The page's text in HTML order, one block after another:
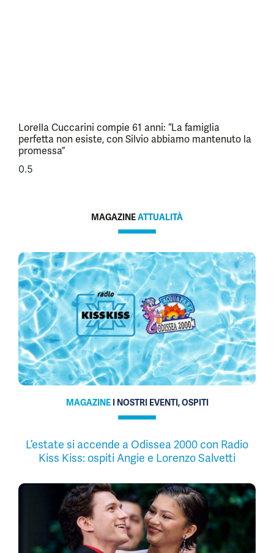
Lorella Cuccarini compie 61 anni: “La famiglia
perfetta non esiste, con Silvio abbiamo mantenuto la
promessa”
MAGAZINEATTUALITÀ
MAGAZINE I NOSTRI EVENTI, OSPITI
L’estate si accende a Odissea 2000 con Radio
Kiss Kiss: ospiti Angie e Lorenzo Salvetti